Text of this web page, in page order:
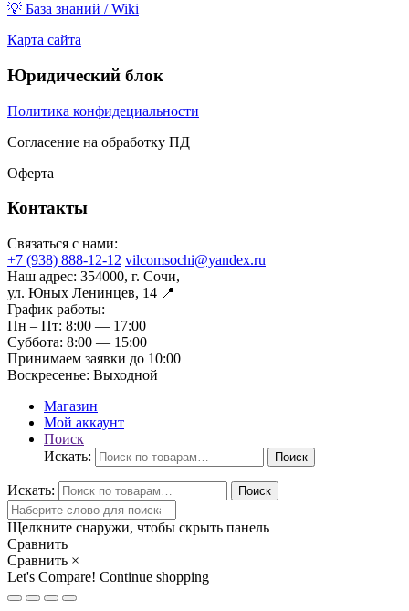
💡 База знаний / Wiki
Карта сайта
Юридический блок
Политика конфидециальности
Согласение на обработку ПД
Оферта
Контакты
Связаться с нами:
+7 (938) 888-12-12 vilcomsochi@yandex.ru
Наш адрес: 354000, г. Сочи,
ул. Юных Ленинцев, 14 📍
График работы:
Пн – Пт: 8:00 — 17:00
Суббота: 8:00 — 15:00
Принимаем заявки до 10:00
Воскресенье: Выходной
Магазин
Мой аккаунт
Поиск
Искать:
Поиск
Искать: Поиск
Щелкните снаружи, чтобы скрыть панель
Сравнить
Сравнить ×
Let's Compare! Continue shopping